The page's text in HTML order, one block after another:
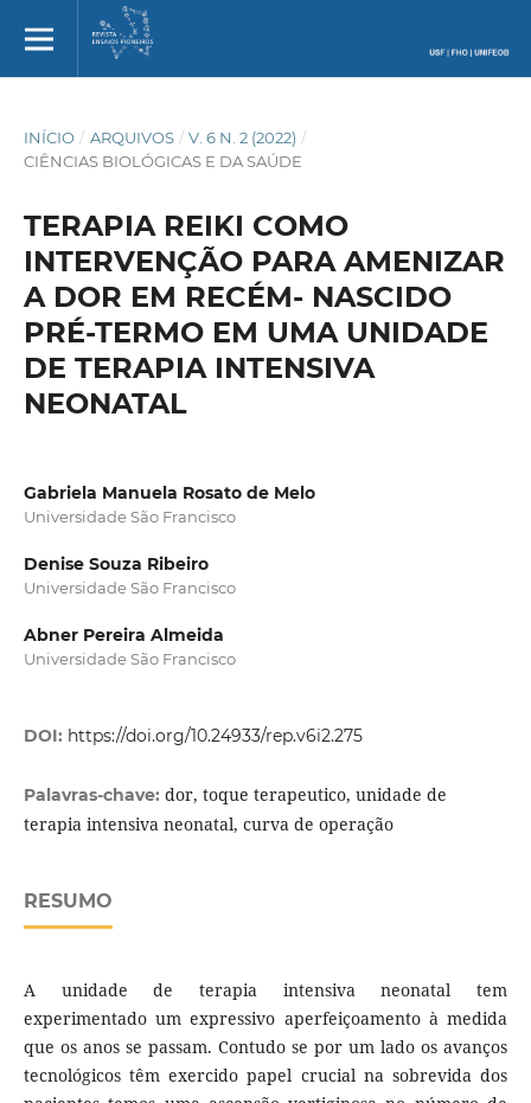
INÍCIO / ARQUIVOS / V. 6 N. 2 (2022) /
CIÊNCIAS BIOLÓGICAS E DA SAÚDE
TERAPIA REIKI COMO
INTERVENÇÃO PARA AMENIZAR
A DOR EM RECÉM- NASCIDO
PRÉ-TERMO EM UMA UNIDADE
DE TERAPIA INTENSIVA
NEONATAL
Gabriela Manuela Rosato de Melo
Universidade São Francisco
Denise Souza Ribeiro
Universidade São Francisco
Abner Pereira Almeida
Universidade São Francisco
DOI: https://doi.org/10.24933/rep.v6i2.275
Palavras-chave: dor, toque terapeutico, unidade de
terapia intensiva neonatal, curva de operação
RESUMO
A unidade de terapia intensiva neonatal tem
experimentado um expressivo aperfeiçoamento à medida
que os anos se passam. Contudo se por um lado os avanços
tecnológicos têm exercido papel crucial na sobrevida dos